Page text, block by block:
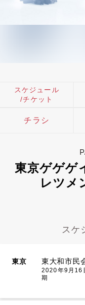
スケジュール
/チケット
チラシ
東京ゲゲゲ
レツメ
スケ
東京 東大和市民
2020年9月
期